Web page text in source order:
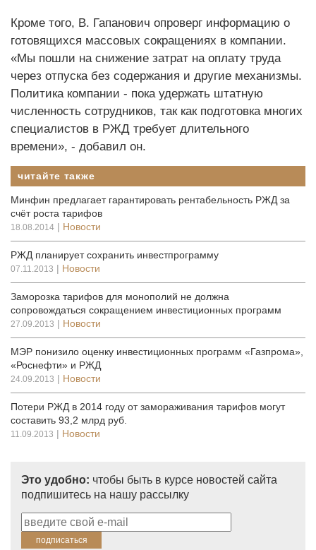
Кроме того, В. Гапанович опроверг информацию о
готовящихся массовых сокращениях в компании.
«Мы пошли на снижение затрат на оплату труда
через отпуска без содержания и другие механизмы.
Политика компании - пока удержать штатную
численность сотрудников, так как подготовка многих
специалистов в РЖД требует длительного
времени», - добавил он.
читайте также
Минфин предлагает гарантировать рентабельность РЖД за
счёт роста тарифов
18.08.2014 | Новости
РЖД планирует сохранить инвестпрограмму
07.11.2013 | Новости
Заморозка тарифов для монополий не должна
сопровождаться сокращением инвестиционных программ
27.09.2013 | Новости
МЭР понизило оценку инвестиционных программ «Газпрома»,
«Роснефти» и РЖД
24.09.2013 | Новости
Потери РЖД в 2014 году от замораживания тарифов могут
составить 93,2 млрд руб.
11.09.2013 | Новости
Это удобно: чтобы быть в курсе новостей сайта
подпишитесь на нашу рассылку